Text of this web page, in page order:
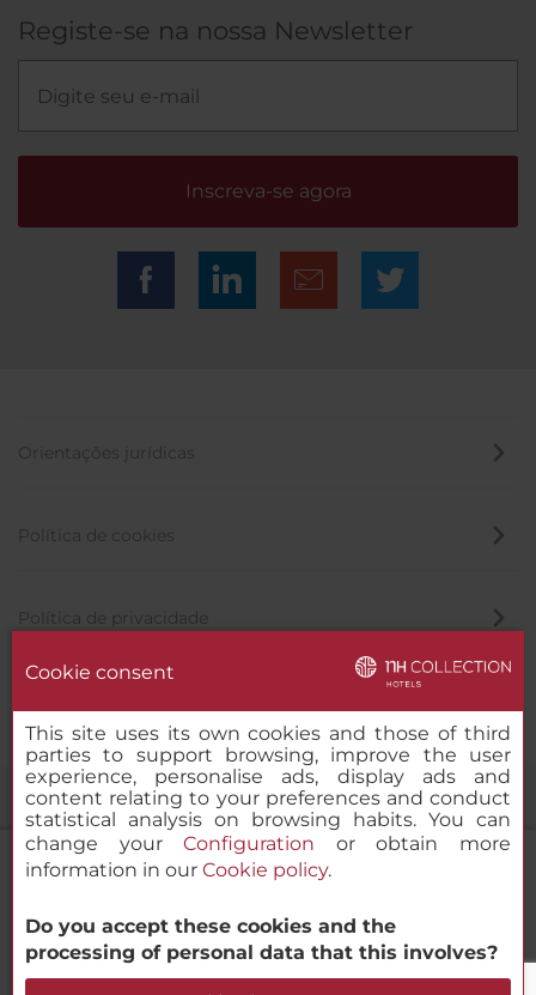
NH Collection Medellín Royal
Registe-se na nossa Newsletter
Inscreva-se agora
Orientações jurídicas
Política de cookies
Política de privacidade
© 2000-2026 MINOR HOTELS EUROPE & AMERICAS Santa Engracia
Cookie consent
This site uses its own cookies and those of third
parties to support browsing, improve the user
experience, personalise ads, display ads and
content relating to your preferences and conduct
statistical analysis on browsing habits. You can
change yourConfiguration or obtain more
information in our Cookie policy.
Do you accept these cookies and the
processing of personal data that this involves?